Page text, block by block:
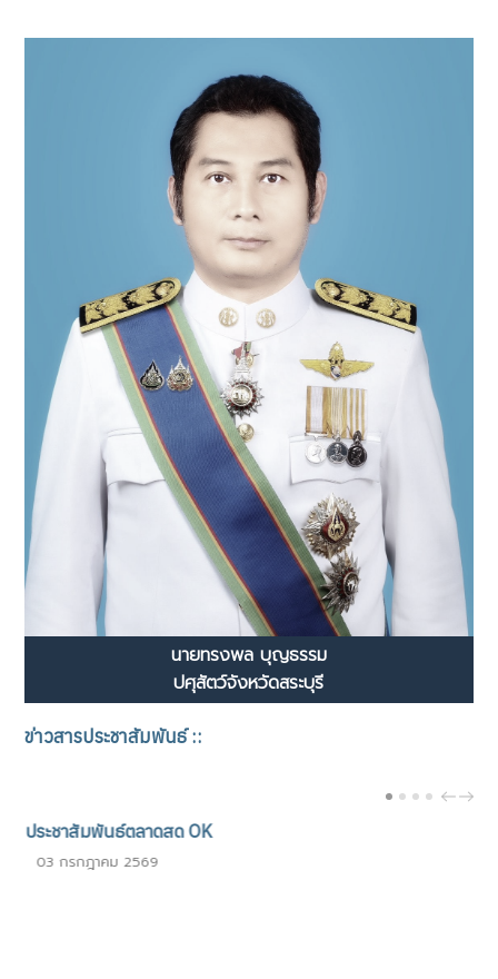
นายทรงพล บุญธรรม
ปศุสัตว์จังหวัดสระบุรี
ข่าวสารประชาสัมพันธ์ ::
PREV
ประชาสัมพันธ์ตลาดสด OK
03 กรกฎาคม 2569